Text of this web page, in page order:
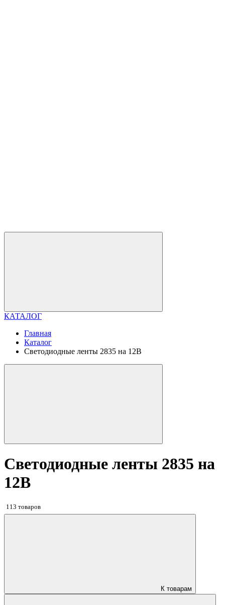
КАТАЛОГ
Главная
Каталог
Светодиодные ленты 2835 на 12В
Светодиодные ленты 2835 на
12В
113 товаров
К товарам